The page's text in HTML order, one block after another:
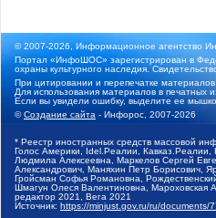
© 2007-2026, Информационное агентство
Портал «ИнфоШОС» зарегистрирован в
охраны культурного наследия.
При цитировании и перепечатке
Для использования материалов в печатных
Если вы увидели ошибку, выделите ее
©Создание сайта - Инфорос, 2007-2026
* Реестр иностранных средств массовой
Голос Америки, Idel.Реалии,
Людмила Алексеевна, Маркелов Сергей
Александрович, Маняхин Петр Борисович,
Гройсман Софья Романовна,
Шмагун Олеся Валентиновна, Мароховская
редактор 2021, Вега 2021
Источник: https://minjust.gov.ru/ru/documents/